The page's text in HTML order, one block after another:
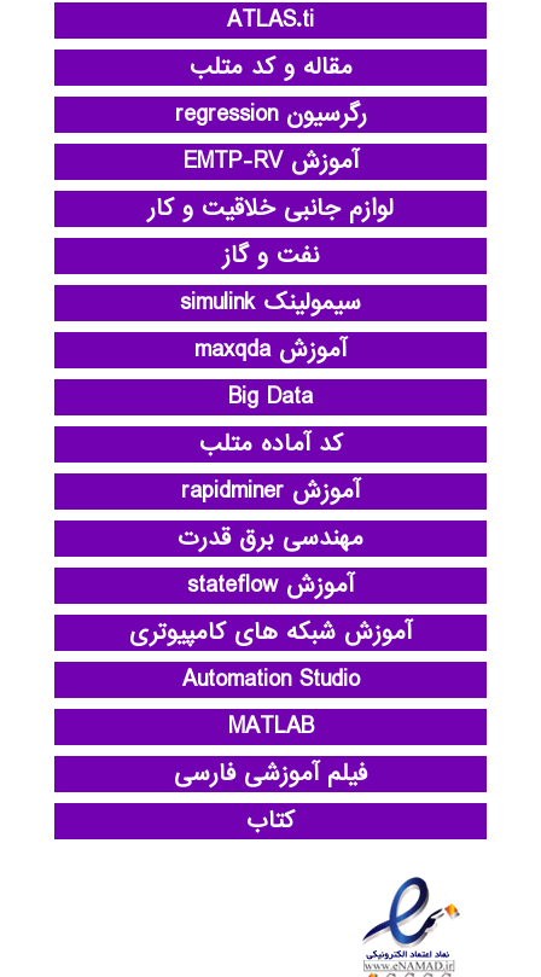
ATLAS.ti
مقاله و کد متلب
رگرسیون regression
آموزش EMTP-RV
لوازم جانبی خلاقیت و کار
نفت و گاز
سیمولینک simulink
آموزش maxqda
Big Data
کد آماده متلب
آموزش rapidminer
مهندسی برق قدرت
آموزش stateflow
آموزش شبکه های کامپیوتری
Automation Studio
MATLAB
فیلم آموزشی فارسی
کتاب